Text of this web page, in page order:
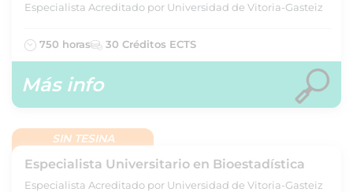
Especialista Acreditado por Universidad de Vitoria-Gasteiz
750 horas 30 Créditos ECTS
Más info
SIN TESINA
Especialista Universitario en Bioestadística
Especialista Acreditado por Universidad de Vitoria-Gasteiz